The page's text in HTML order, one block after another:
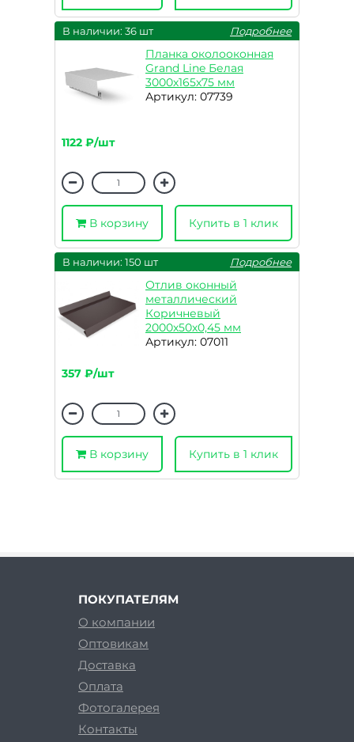
В наличии: 36 шт Подробнее
Планка околооконная
Grand Line Белая
3000х165х75 мм
Артикул: 07739
1122 ₽/шт
В корзину Купить в 1 клик
В наличии: 150 шт Подробнее
Отлив оконный
металлический
Коричневый
2000х50х0,45 мм
Артикул: 07011
357 ₽/шт
В корзину Купить в 1 клик
ПОКУПАТЕЛЯМ
О компании
Оптовикам
Доставка
Оплата
Фотогалерея
Контакты